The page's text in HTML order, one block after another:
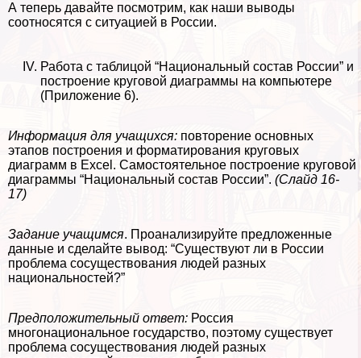
А теперь давайте посмотрим, как наши выводы
соотносятся с ситуацией в России.
Работа с таблицой “Национальный состав России” и
построение круговой диаграммы на компьютере
(Приложение 6).
Информация для учащихся: повторение основных
этапов построения и форматирования круговых
диаграмм в Excel. Самостоятельное построение круговой
диаграммы “Национальный состав России”. (Слайд 16-
17)
Задание учащимся. Проанализируйте предложенные
данные и сделайте вывод: “Существуют ли в России
проблема сосуществования людей разных
национальностей?”
Предположительный ответ: Россия
многонациональное государство, поэтому существует
проблема сосуществования людей разных